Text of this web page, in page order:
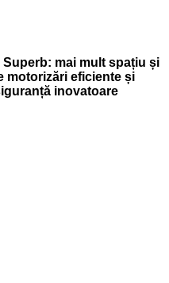
Superb: mai mult spațiu și
motorizări eficiente și
inovatoare